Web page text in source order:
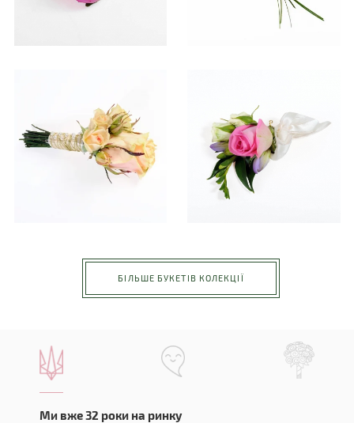
БІЛЬШЕ БУКЕТІВ КОЛЕКЦІЇ
Ми вже 32 роки на ринку